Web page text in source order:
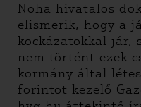
Noha hivatalos
elismerik, hogy a
kockázatokkal jár,
nem történt ezek
kormány által
forintot kezelő